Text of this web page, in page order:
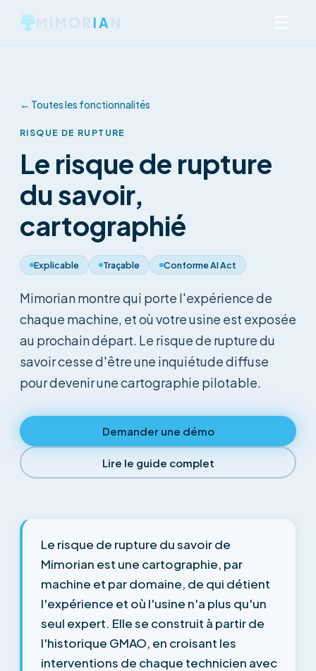
IA
← Toutes les fonctionnalités
RISQUE DE RUPTURE
Le risque de rupture
du savoir,
cartographié
Explicable Traçable Conforme AI Act
Mimorian montre qui porte l'expérience de
chaque machine, et où votre usine est exposée
au prochain départ. Le risque de rupture du
savoir cesse d'être une inquiétude diffuse
pour devenir une cartographie pilotable.
Demander une démo
Lire le guide complet
Le risque de rupture du savoir de
Mimorian est une cartographie, par
machine et par domaine, de qui détient
l'expérience et où l'usine n'a plus qu'un
seul expert. Elle se construit à partir de
l'historique GMAO, en croisant les
interventions de chaque technicien avec